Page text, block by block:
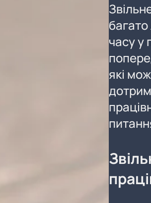
часу у
які